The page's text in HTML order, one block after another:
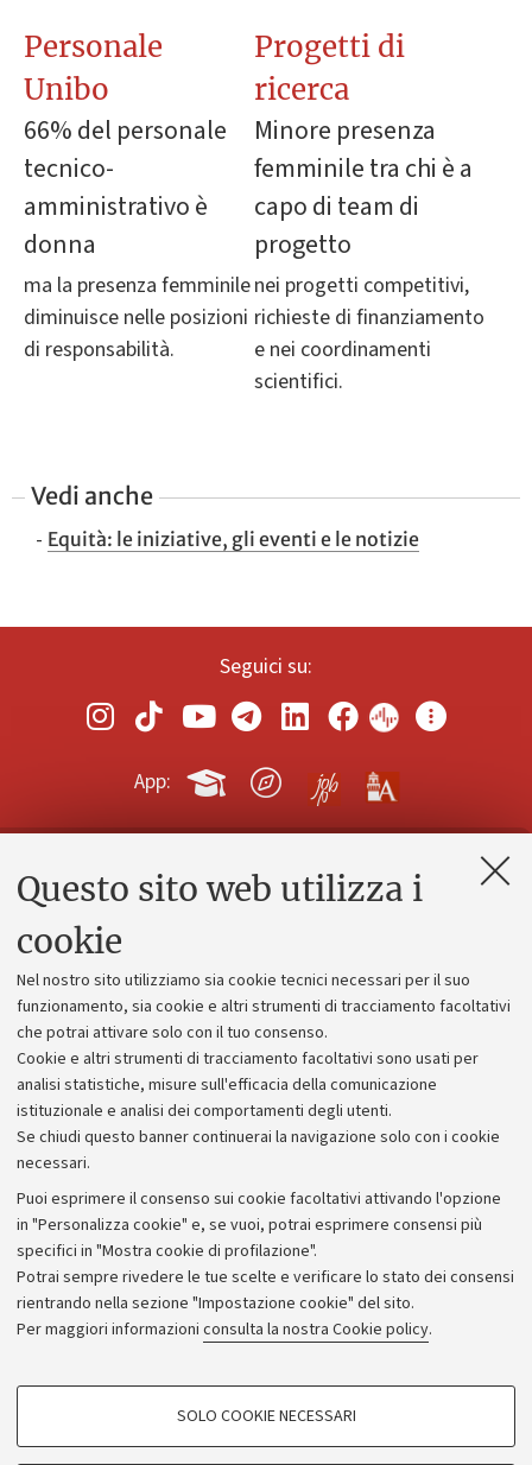
Questo sito web utilizza i
cookie
Nel nostro sito utilizziamo sia cookie tecnici necessari per il suo
funzionamento, sia cookie e altri strumenti di tracciamento facoltativi
che potrai attivare solo con il tuo consenso.
Cookie e altri strumenti di tracciamento facoltativi sono usati per
analisi statistiche, misure sull'efficacia della comunicazione
istituzionale e analisi dei comportamenti degli utenti.
Se chiudi questo banner continuerai la navigazione solo con i cookie
necessari.
Puoi esprimere il consenso sui cookie facoltativi attivando l'opzione
in "Personalizza cookie" e, se vuoi, potrai esprimere consensi più
specifici in "Mostra cookie di profilazione".
Potrai sempre rivedere le tue scelte e verificare lo stato dei consensi
rientrando nella sezione "Impostazione cookie" del sito.
Per maggiori informazioni consulta la nostra Cookie policy.
COOKIE DI PROFILAZIONE - FACOLTATIVI
SOLO COOKIE NECESSARI
Personale
Unibo
66% del personale
tecnico-
amministrativo è
donna
ma la presenza femminile
diminuisce nelle posizioni
di responsabilità.
Progetti di
ricerca
Minore presenza
femminile tra chi è a
capo di team di
progetto
nei progetti competitivi,
richieste di finanziamento
e nei coordinamenti
scientifici.
Vedi anche
Equità: le iniziative, gli eventi e le notizie
Seguici su:
App:
Contatti e PEC
Alumni community
Piano strategico
Bilanci
Donazioni e 5x1000
Bandi, gare e concorsi
Albo online
Amministrazione trasparente
Atti di notifica
Informazioni sul sito e accessibilità
Dichiarazione di accessibilità
Privacy e note legali